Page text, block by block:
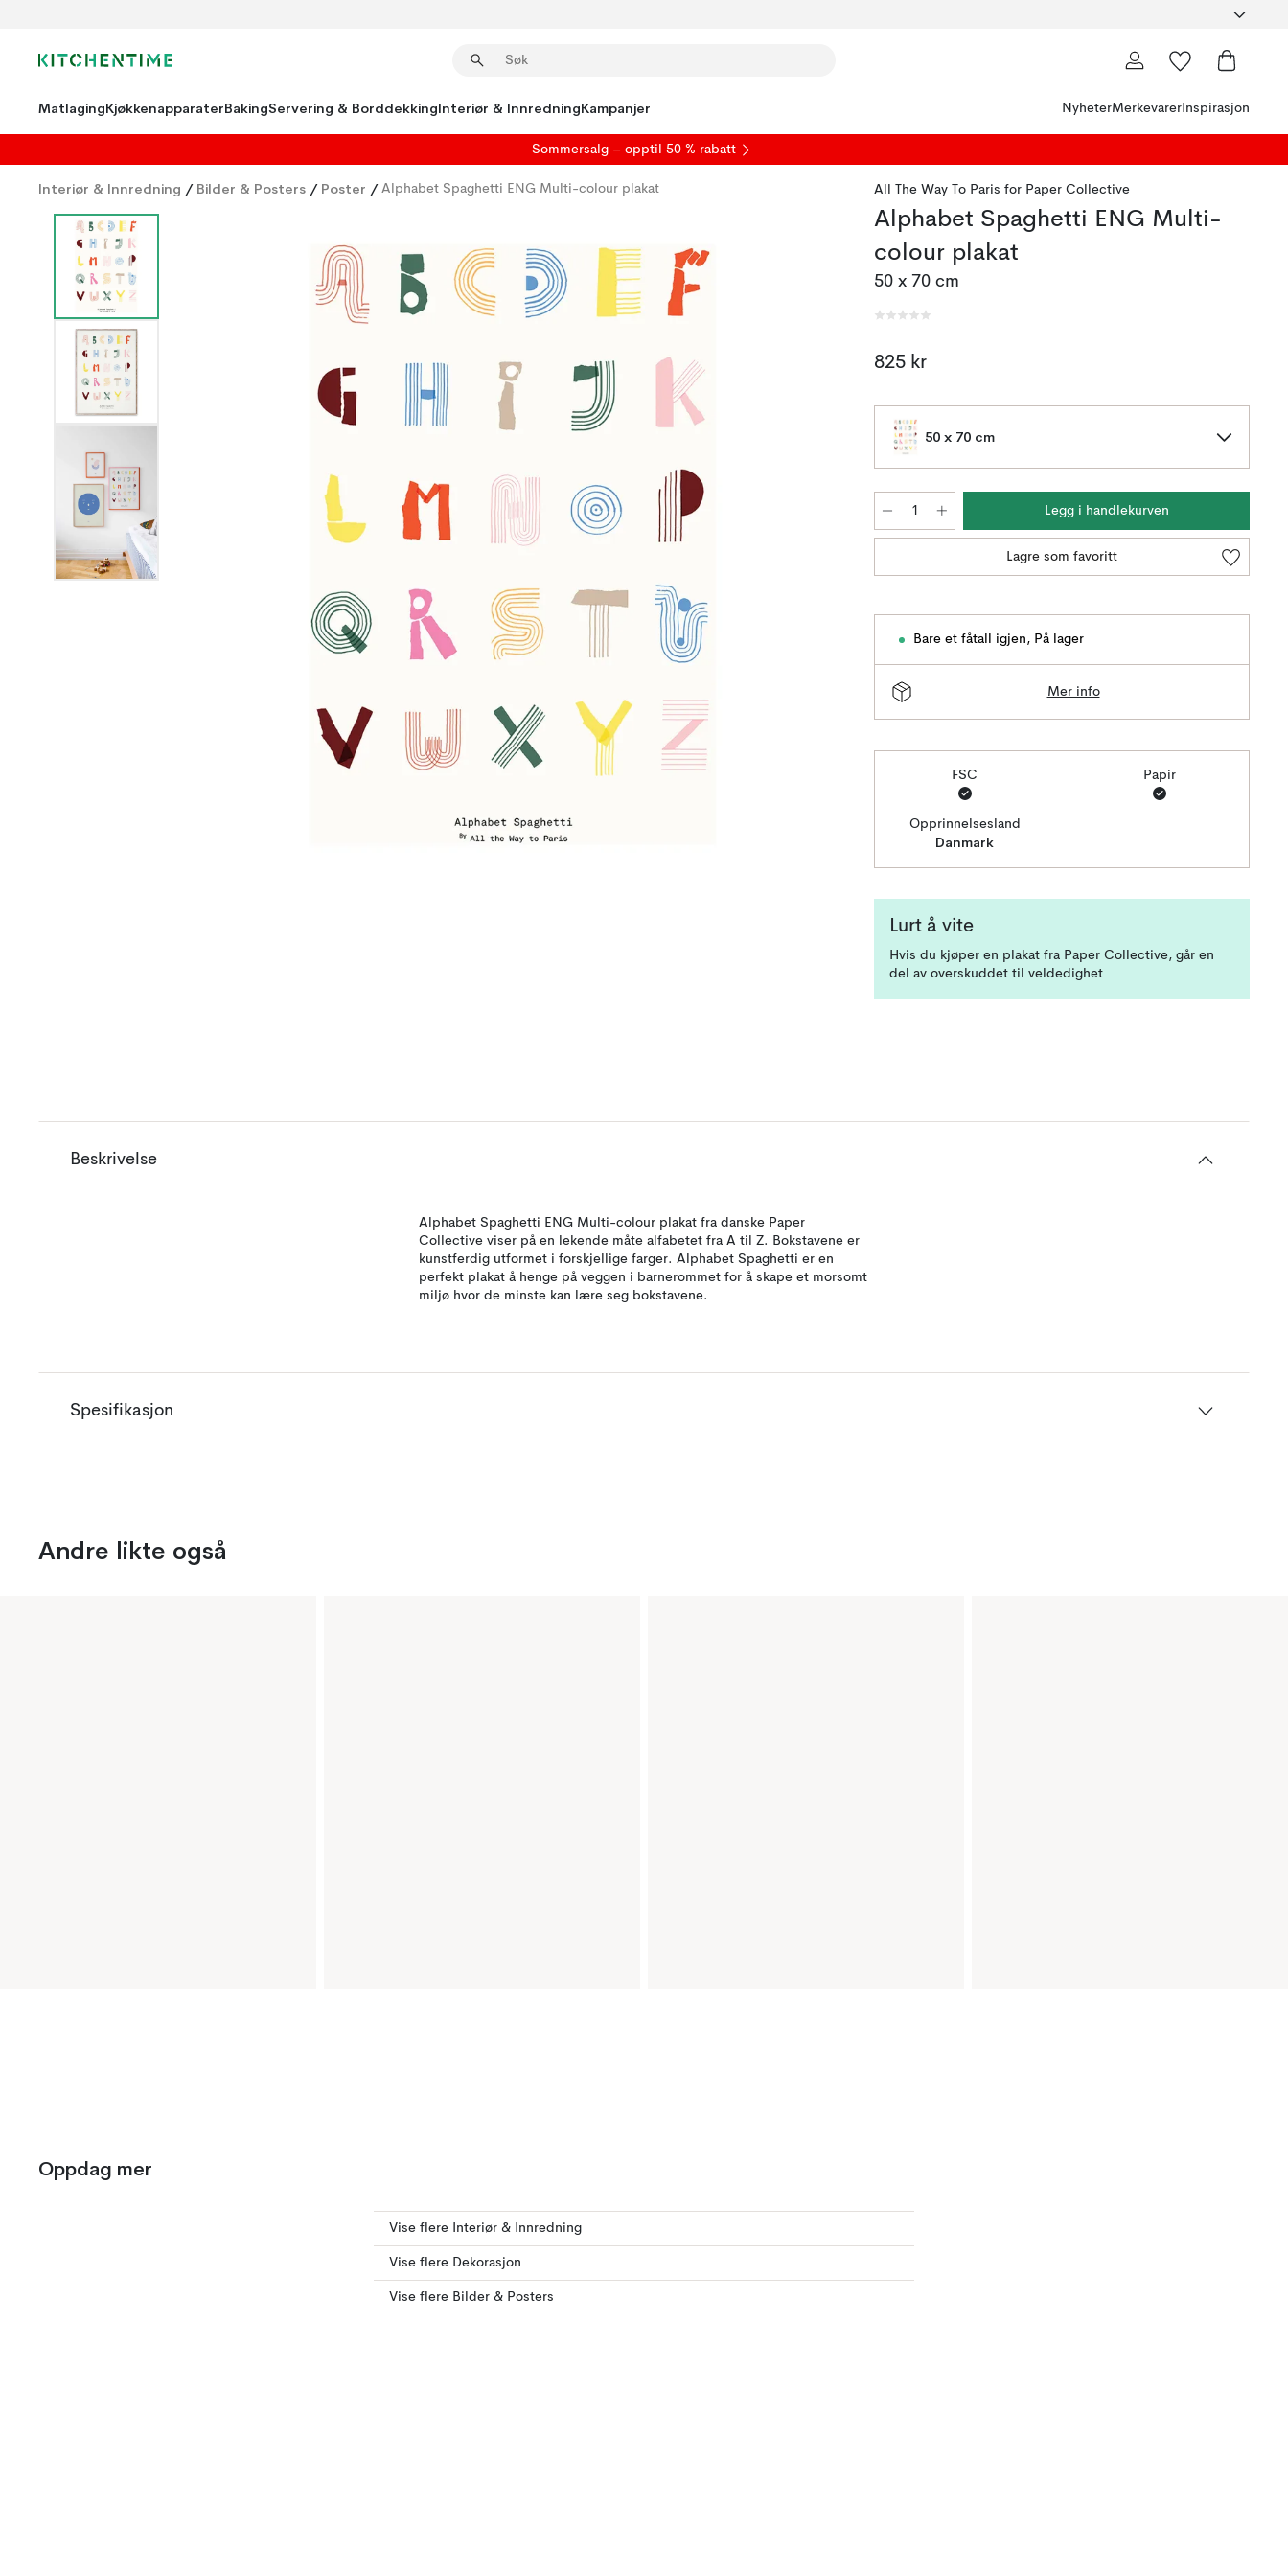
MatlagingKjøkkenapparaterBakingServering & BorddekkingInteriør & InnredningKampanjer NyheterMerkevarer Inspirasjon
Sommersalg – opptil 50 % rabatt
Interiør & Innredning / Bilder & Posters / Poster / Alphabet Spaghetti ENG Multi-colour plakat All The Way To Paris for Paper Collective
Alphabet Spaghetti ENG Multi-
colour plakat
50 x 70 cm
825 kr
50 x 70 cm
Legg i handlekurven
Lagre som favoritt
Bare et fåtall igjen, På lager
Mer info
FSC Papir
Opprinnelsesland
Danmark
Lurt å vite
Hvis du kjøper en plakat fra Paper Collective, går en
del av overskuddet til veldedighet
Beskrivelse
Alphabet Spaghetti ENG Multi-colour plakat fra danske Paper
Collective viser på en lekende måte alfabetet fra A til Z. Bokstavene er
kunstferdig utformet i forskjellige farger. Alphabet Spaghetti er en
perfekt plakat å henge på veggen i barnerommet for å skape et morsomt
miljø hvor de minste kan lære seg bokstavene.
Spesifikasjon
Andre likte også
Oppdag mer
Vise flere Interiør & Innredning
Vise flere Dekorasjon
Vise flere Bilder & Posters